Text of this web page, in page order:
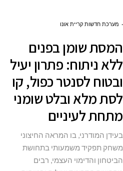
ללא
ניתוח:
פתרון
כפול,
קו
לסת
מערכת חדשות קריית אונו
המסת שומן בפנים
ללא ניתוח: פתרון יעיל
ובטוח לסנטר כפול, קו
לסת מלא ובלט שומני
מתחת לעיניים
בעידן המודרני, בו המראה החיצוני
משחק תפקיד משמעותי בתחושת
הביטחון והדימוי העצמי, רבים